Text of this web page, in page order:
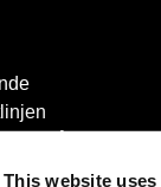
This website